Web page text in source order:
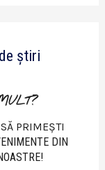
știri
PRIMEȘTI
DIN